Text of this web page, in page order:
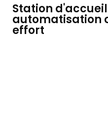
Station
automatisation
effort